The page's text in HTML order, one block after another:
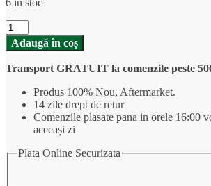
6 în stoc
Cantitate
Garnitura
Capac
Alternator
Kawasaki
Vulcan
stanga
Adaugă în coș
Transport GRATUIT la comenzile peste
Produs 100% Nou, Aftermarket.
14 zile drept de retur
Comenzile plasate pana in orele 16:00
aceeași zi
Plata Online Securizata